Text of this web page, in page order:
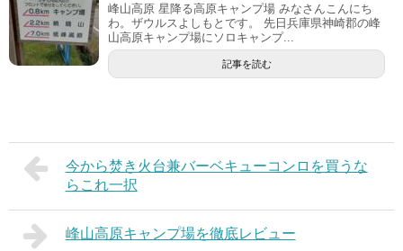
峰山高原 星降る高原キャンプ場 みなさんこんにち
わ。ザウルスよしもとです。 先日兵庫県神崎郡の峰
山高原キャンプ場にソロキャンプ...
記事を読む
今から焚き火台兼バーベキューコンロを買うな
らこれ一択
峰山高原キャンプ場を徹底レビュー